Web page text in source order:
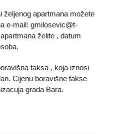
željenog apartmana možete
e-mail: gmilosevic@t-
želite , datum
taksa , koja iznosi
Cijenu boravišne takse
grada Bara.